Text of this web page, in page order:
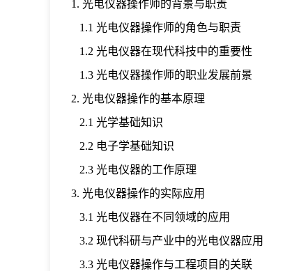
1. 光电仪器操作师的背景与职责
1.1 光电仪器操作师的角色与职责
1.2 光电仪器在现代科技中的重要性
1.3 光电仪器操作师的职业发展前景
2. 光电仪器操作的基本原理
2.1 光学基础知识
2.2 电子学基础知识
2.3 光电仪器的工作原理
3. 光电仪器操作的实际应用
3.1 光电仪器在不同领域的应用
3.2 现代科研与产业中的光电仪器应用
3.3 光电仪器操作与工程项目的关联